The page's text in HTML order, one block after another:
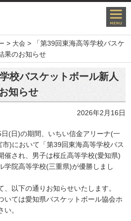
> 大会 >
「第39回東海高等学校バスケ
果のお知らせ
校バスケットボール新人
知らせ
2026年2月16日
(日)の期間、いちい信金アリーナ(一
)において「第39回東海高等学校バス
催され、男子は桜丘高等学校(愛知県)
学院高等学校(三重県)が優勝しまし
以下の通りお知らせいたします。
ては愛知県バスケットボール協会ホ
。